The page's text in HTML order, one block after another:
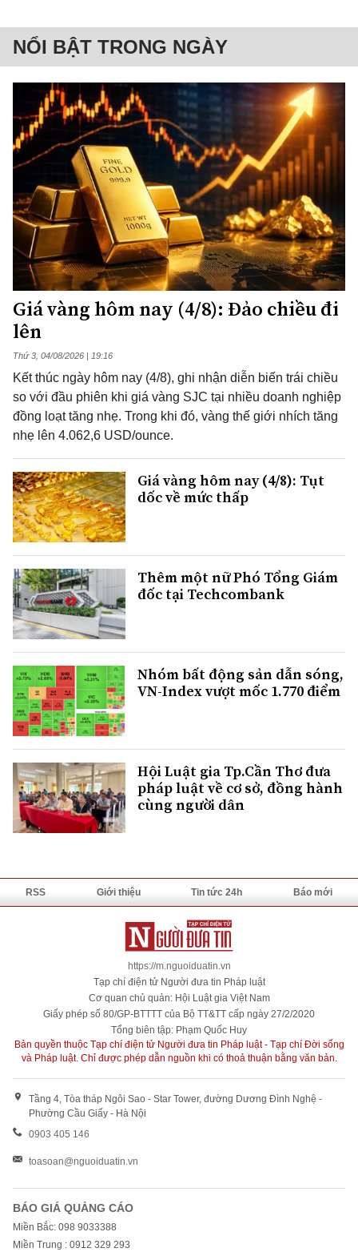
NỔI BẬT TRONG NGÀY
Giá vàng hôm nay (4/8): Đảo chiều đi
lên
Thứ 3, 04/08/2026 | 19:16
Kết thúc ngày hôm nay (4/8), ghi nhận diễn biến trái chiều
so với đầu phiên khi giá vàng SJC tại nhiều doanh nghiệp
đồng loạt tăng nhẹ. Trong khi đó, vàng thế giới nhích tăng
nhẹ lên 4.062,6 USD/ounce.
Giá vàng hôm nay (4/8): Tụt
dốc về mức thấp
Thêm một nữ Phó Tổng Giám
đốc tại Techcombank
Nhóm bất động sản dẫn sóng,
VN-Index vượt mốc 1.770 điểm
Hội Luật gia Tp.Cần Thơ đưa
pháp luật về cơ sở, đồng hành
cùng người dân
RSS Giới thiệu Tin tức 24h Báo mới
https://m.nguoiduatin.vn
Tạp chí điện tử Người đưa tin Pháp luật
Cơ quan chủ quản: Hội Luật gia Việt Nam
Giấy phép số 80/GP-BTTTT của Bộ TT&TT cấp ngày 27/2/2020
Tổng biên tập: Phạm Quốc Huy
Bản quyền thuộc Tạp chí điện tử Người đưa tin Pháp luật - Tạp chí Đời sống
và Pháp luật. Chỉ được phép dẫn nguồn khi có thoả thuận bằng văn bản.
Tầng 4, Tòa tháp Ngôi Sao - Star Tower, đường Dương Đình Nghệ -
Phường Cầu Giấy - Hà Nội
0903 405 146
toasoan@nguoiduatin.vn
BÁO GIÁ QUẢNG CÁO
Miền Bắc: 098 9033388
Miền Trung : 0912 329 293